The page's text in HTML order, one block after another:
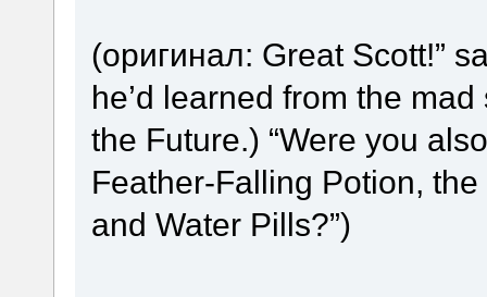
(оригинал: Great Scott!”
he’d learned from the
the Future.) “Were you
Feather-Falling Potion,
and Water Pills?”)